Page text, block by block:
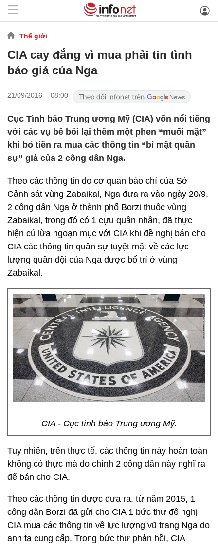
Thế giới
CIA cay đắng vì mua phải tin tình
báo giả của Nga
21/09/2016 - 08:00
Cục Tình báo Trung ương Mỹ (CIA) vốn nổi tiếng
với các vụ bê bối lại thêm một phen “muối mặt”
khi bỏ tiền ra mua các thông tin “bí mật quân
sự” giả của 2 công dân Nga.
Theo các thông tin do cơ quan báo chí của Sở
Cảnh sát vùng Zabaikal, Nga đưa ra vào ngày 20/9,
2 công dân Nga ở thành phố Borzi thuộc vùng
Zabaikal, trong đó có 1 cựu quân nhân, đã thực
hiện cú lừa ngoạn mục với CIA khi đề nghị bán cho
CIA các thông tin quân sự tuyệt mật về các lực
lượng quân đội của Nga được bố trí ở vùng
Zabaikal.
CIA - Cục tình báo Trung ương Mỹ.
Tuy nhiên, trên thực tế, các thông tin này hoàn toàn
không có thực mà do chính 2 công dân này nghĩ ra
để bán cho CIA.
Theo các thông tin được đưa ra, từ năm 2015, 1
công dân Borzi đã gửi cho CIA 1 bức thư đề nghị
CIA mua các thông tin về lực lượng vũ trang Nga do
anh ta cung cấp. Trong bức thư phản hồi, CIA